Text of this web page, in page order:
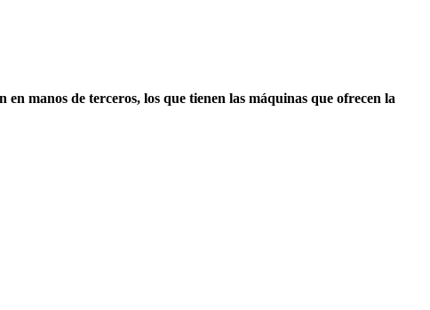
manos de terceros, los que tienen las máquinas que ofrecen la